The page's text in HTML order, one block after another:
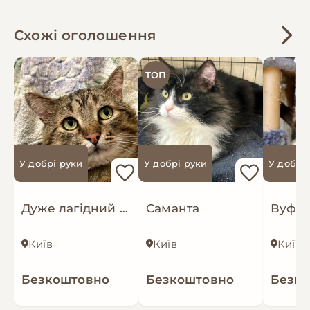
Схожі оголошення
У добрі руки
Дуже лагідний Байрон
Київ
Безкоштовно
ТОП
У добрі руки
Саманта
Київ
Безкоштовно
У добрі
Вуфі
Київ